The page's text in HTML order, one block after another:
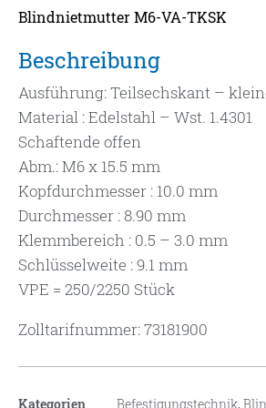
Blindnietmutter M6-VA-TKSK
Beschreibung
Ausführung: Teilsechskant –
Material : Edelstahl – Wst. 1.4301
Schaftende offen
Abm.: M6 x 15.5 mm
Kopfdurchmesser : 10.0 mm
Durchmesser : 8.90 mm
Klemmbereich : 0.5 – 3.0 mm
Schlüsselweite : 9.1 mm
VPE = 250/2250 Stück
Zolltarifnummer: 73181900
Kategorien Befestigungstechnik,